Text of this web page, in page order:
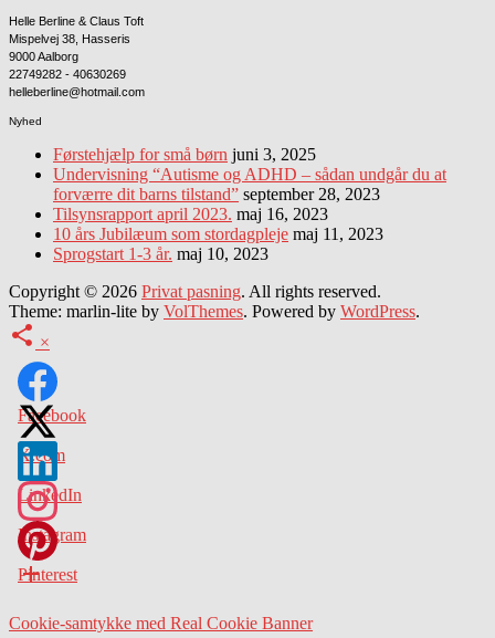
Helle Berline & Claus Toft
Mispelvej 38, Hasseris
9000 Aalborg
22749282 - 40630269
helleberline@hotmail.com
Nyhed
Førstehjælp for små børn juni 3, 2025
Undervisning “Autisme og ADHD – sådan undgår du at
forværre dit barns tilstand” september 28, 2023
Tilsynsrapport april 2023. maj 16, 2023
10 års Jubilæum som stordagpleje maj 11, 2023
Sprogstart 1-3 år. maj 10, 2023
Copyright © 2026 Privat pasning. All rights reserved.
Theme: marlin-lite by VolThemes. Powered by WordPress.
×
Facebook
X.com
LinkedIn
Instagram
Pinterest
Cookie-samtykke med Real Cookie Banner